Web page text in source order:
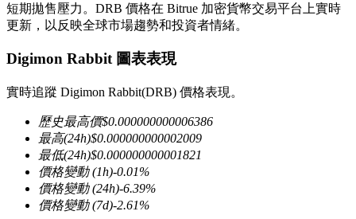
幣本位永續
以數字貨幣為保證金的永續合約
TradFi
美股、外匯、貴金屬及大宗商品衍生性商品
短期拋售壓力。DRB 價格在 Bitrue 加密貨幣交易平台上實時
更新，以反映全球市場趨勢和投資者情緒。
Digimon Rabbit 圖表表現
實時追蹤 Digimon Rabbit(DRB) 價格表現。
歷史最高價$0.000000000006386
最高(24h)$0.000000000002009
最低(24h)$0.000000000001821
價格變動(1h)-0.01%
價格變動(24h)-6.39%
價格變動(7d)-2.61%